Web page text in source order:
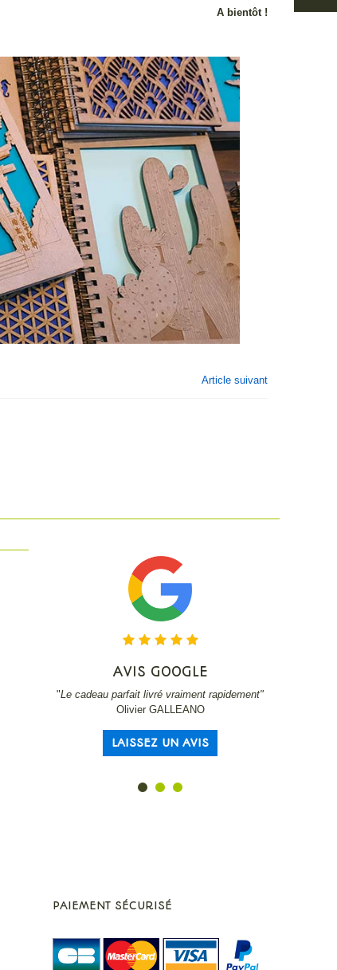
A bientôt !
Article suivant
AVIS GOOGLE
"Le cadeau parfait livré vraiment rapidement"
Olivier GALLEANO
LAISSEZ UN AVIS
PAIEMENT SÉCURISÉ